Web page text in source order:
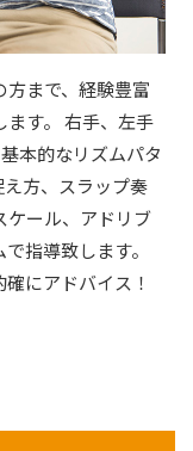
まで、経験豊富
す。 右手、左手
本的なリズムパタ
方、スラップ奏
ケール、アドリブ
指導致します。
にアドバイス！